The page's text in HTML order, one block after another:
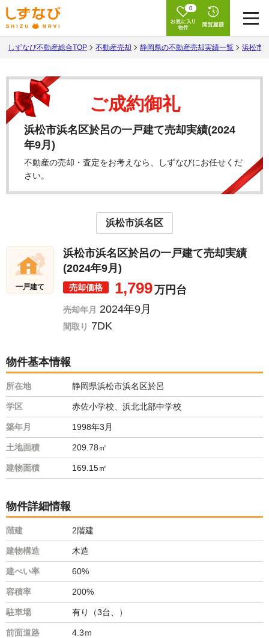
0
しずなび不動産総合TOP 不動産売却 静岡県の不動産売却実績一覧 浜松市
ご成約御礼
浜松市浜名区於呂の一戸建て売却実績(2024
年9月)
不動産の売却・査定をお考えなら、しずなびにお任せくだ
さい。
浜松市浜名区
一戸建て
浜松市浜名区於呂の一戸建て売却実績
(2024年9月)
売却価格 1,799万円台
売却年月 2024年9月
間取り 7DK
物件基本情報
所在地 静岡県浜松市浜名区於呂
学区 赤佐小学校、浜北北部中学校
築年月 1998年3月
土地面積 209.78㎡
建物面積 169.15㎡
物件詳細情報
階建 2階建
建物構造 木造
建ぺい率 60%
容積率 200%
駐車場 有り（3台、）
前面道路 4.3ｍ